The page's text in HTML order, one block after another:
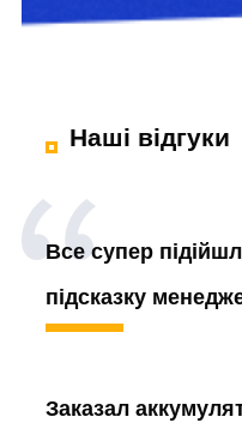
Наші відгуки
Все супер
підсказку
Заказал